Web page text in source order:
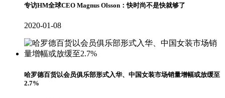
专访HM全球CEO Magnus Olsson：快时尚不是快就够了
2020-01-08
哈罗德百货以会员俱乐部形式入华、中国女装市场销量增幅或放缓至
2.7%